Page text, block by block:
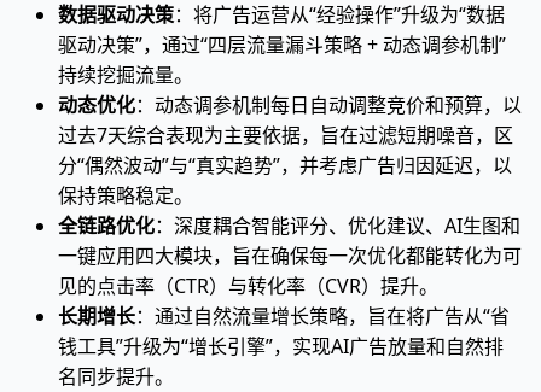
数据驱动决策：将广告运营从“经验操作”升级为“数据
驱动决策”，通过“四层流量漏斗策略 + 动态调参机制”
持续挖掘流量。
动态优化：动态调参机制每日自动调整竞价和预算，以
过去7天综合表现为主要依据，旨在过滤短期噪音，区
分“偶然波动”与“真实趋势”，并考虑广告归因延迟，以
保持策略稳定。
全链路优化：深度耦合智能评分、优化建议、AI生图和
一键应用四大模块，旨在确保每一次优化都能转化为可
见的点击率（CTR）与转化率（CVR）提升。
长期增长：通过自然流量增长策略，旨在将广告从“省
钱工具”升级为“增长引擎”，实现AI广告放量和自然排
名同步提升。